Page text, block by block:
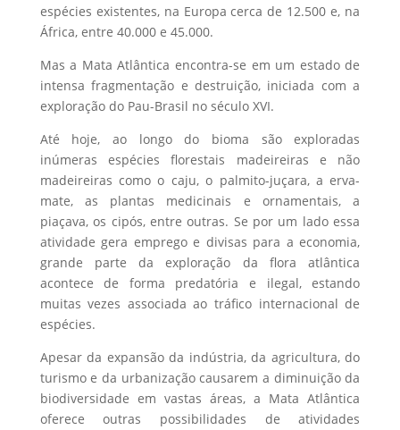
espécies existentes, na Europa cerca de 12.500 e, na
África, entre 40.000 e 45.000.
Mas a Mata Atlântica encontra-se em um estado de
intensa fragmentação e destruição, iniciada com a
exploração do Pau-Brasil no século XVI.
Até hoje, ao longo do bioma são exploradas
inúmeras espécies florestais madeireiras e não
madeireiras como o caju, o palmito-juçara, a erva-
mate, as plantas medicinais e ornamentais, a
piaçava, os cipós, entre outras. Se por um lado essa
atividade gera emprego e divisas para a economia,
grande parte da exploração da flora atlântica
acontece de forma predatória e ilegal, estando
muitas vezes associada ao tráfico internacional de
espécies.
Apesar da expansão da indústria, da agricultura, do
turismo e da urbanização causarem a diminuição da
biodiversidade em vastas áreas, a Mata Atlântica
oferece outras possibilidades de atividades